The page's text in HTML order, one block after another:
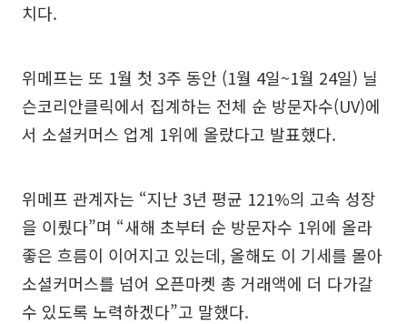
치다.
위메프는 또 1월 첫 3주 동안 (1월 4일~1월 24일) 닐
슨코리안클릭에서 집계하는 전체 순 방문자수(UV)에
서 소셜커머스 업계 1위에 올랐다고 발표했다.
위메프 관계자는 “지난 3년 평균 121%의 고속 성장
을 이뤘다”며 “새해 초부터 순 방문자수 1위에 올라
좋은 흐름이 이어지고 있는데, 올해도 이 기세를 몰아
소셜커머스를 넘어 오픈마켓 총 거래액에 더 다가갈
수 있도록 노력하겠다”고 말했다.